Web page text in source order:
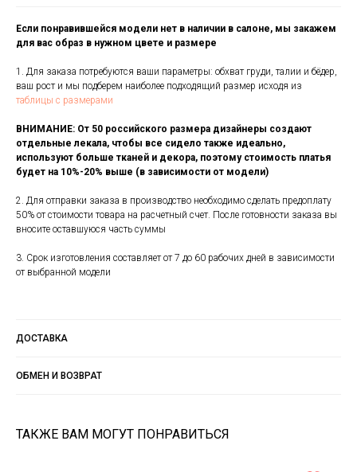
Если понравившейся модели нет в наличии в салоне, мы закажем
для вас образ в нужном цвете и размере
1. Для заказа потребуются ваши параметры: обхват груди, талии и бёдер,
ваш рост и мы подберем наиболее подходящий размер исходя из
таблицы с размерами
ВНИМАНИЕ: От 50 российского размера дизайнеры создают
отдельные лекала, чтобы все сидело также идеально,
используют больше тканей и декора, поэтому стоимость платья
будет на 10%-20% выше (в зависимости от модели)
2. Для отправки заказа в производство необходимо сделать предоплату
50% от стоимости товара на расчетный счет. После готовности заказа вы
вносите оставшуюся часть суммы
3. Срок изготовления составляет от 7 до 60 рабочих дней в зависимости
от выбранной модели
ДОСТАВКА
ОБМЕН И ВОЗВРАТ
ТАКЖЕ ВАМ МОГУТ ПОНРАВИТЬСЯ